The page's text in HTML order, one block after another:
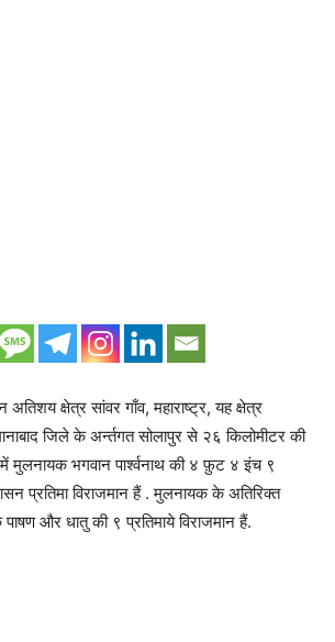
अतिशय क्षेत्र सांवर गाँव, महाराष्ट्र, यह क्षेत्र
जिले के अर्न्तगत सोलापुर से २६ किलोमीटर की
में मुलनायक भगवान पार्श्वनाथ की ४ फ़ुट ४ इंच ९
प्रतिमा विराजमान हैं . मुलनायक के अतिरिक्त
पाषण और धातु की ९ प्रतिमाये विराजमान हैं.